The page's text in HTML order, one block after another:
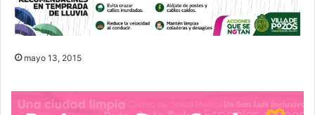
mayo 13, 2015